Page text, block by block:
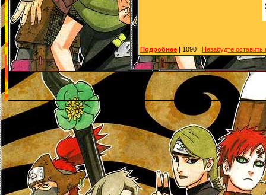
Подробнее | 1090 | Незабудте